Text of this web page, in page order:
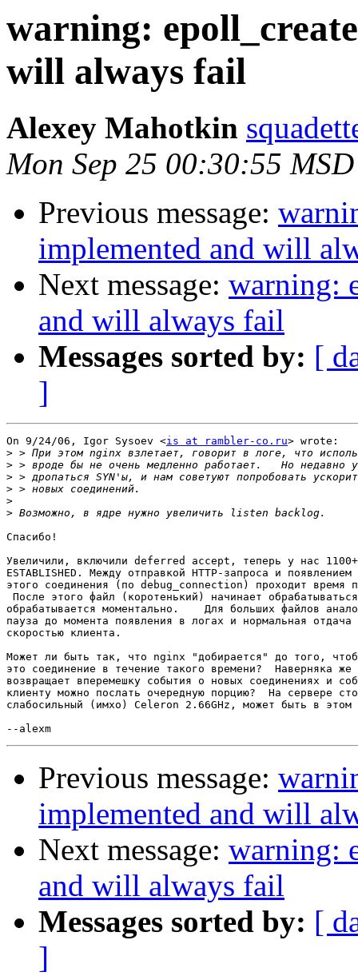
warning:
will always fail
Alexey Mahotkin
Mon Sep 25 00:30:55
Previous message:
implemented and will
Next message: warning:
and will always fail
Messages sorted by: [
]
On 9/24/06, Igor Sysoev <is at rambler-co.ru> wrote:
>
>
>
>
>
>
Спасибо!
Увеличили, включили deferred accept, теперь у нас
ESTABLISHED. Между отправкой HTTP-запроса и
этого соединения (по debug_connection) проходит время
После этого файл (коротенький) начинает
обрабатывается моментально.    Для больших файлов
пауза до момента появления в логах и нормальная отдача
скоростью клиента.
Может ли быть так, что nginx "добирается" до того,
это соединение в течение такого времени?  Наверняка
возвращает вперемешку события о новых соединениях и
клиенту можно послать очередную порцию?  На сервере
слабосильный (имхо) Celeron 2.66GHz, может быть в этом
Previous message:
implemented and will
Next message: warning:
and will always fail
Messages sorted by: [
]